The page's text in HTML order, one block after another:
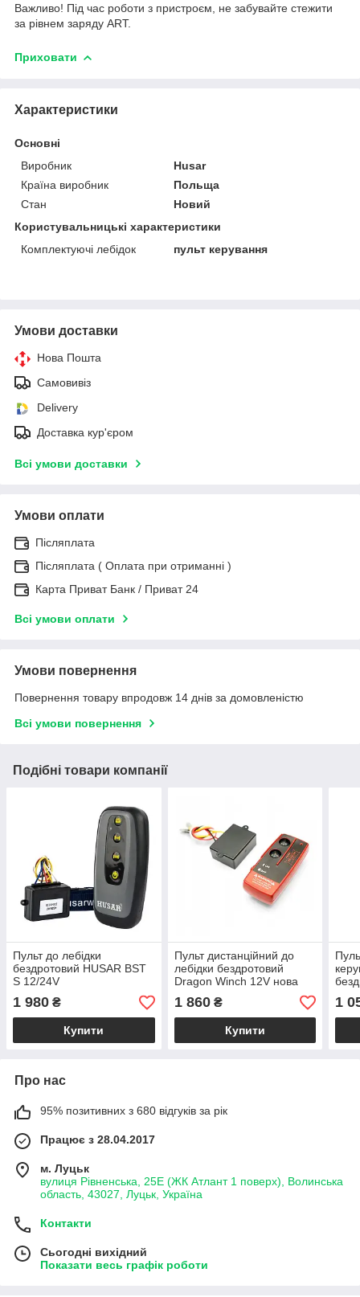
Важливо! Під час роботи з пристроєм, не забувайте стежити
за рівнем заряду ART.
Приховати
Характеристики
Основні
Виробник
Husar
Країна виробник
Польща
Стан
Новий
Користувальницькі характеристики
Комплектуючі лебідок
пульт керування
Умови доставки
Нова Пошта
Самовивіз
Delivery
Доставка кур'єром
Всі умови доставки
Умови оплати
Післяплата
Післяплата ( Оплата при отриманні )
Карта Приват Банк / Приват 24
Всі умови оплати
Умови повернення
Повернення товару впродовж 14 днів за домовленістю
Всі умови повернення
Подібні товари компанії
Пульт до лебідки
бездротовий HUSAR BST
S 12/24V
1 980 ₴
Купити
Пульт дистанційний до
лебідки бездротовий
Dragon Winch 12V нова
модель
1 860₴
Купити
12V
1
Про нас
95% позитивних з 680 відгуків за рік
Працює з 28.04.2017
м. Луцьк
вулиця Рівненська, 25Е (ЖК Атлант 1 поверх), Волинська
область, 43027, Луцьк, Україна
Контакти
Сьогодні вихідний
Показати весь графік роботи